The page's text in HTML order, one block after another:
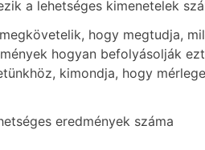
a lehetséges kimenetelek
hogy megtudja,
hogyan befolyásolják
kimondja, hogy
eredmények száma